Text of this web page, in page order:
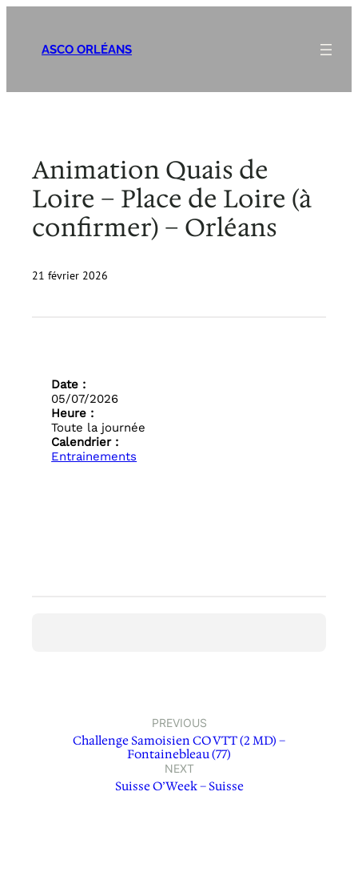
contenuASCO ORLÉANS
Animation Quais de
Loire – Place de Loire (à
confirmer) – Orléans
21 février 2026
Date :
05/07/2026
Heure :
Toute la journée
Calendrier :
Entrainements
PREVIOUS
Challenge Samoisien CO VTT (2 MD) –
Fontainebleau (77)
NEXT
Suisse O’Week – Suisse